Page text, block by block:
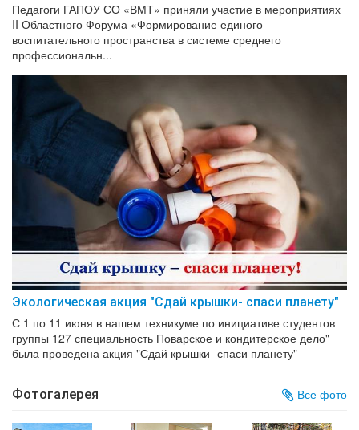
Педагоги ГАПОУ СО «ВМТ» приняли участие в мероприятиях
II Областного Форума «Формирование единого
воспитательного пространства в системе среднего
профессиональн...
Экологическая акция "Сдай крышки- спаси планету"
С 1 по 11 июня в нашем техникуме по инициативе студентов
группы 127 специальность Поварское и кондитерское дело"
была проведена акция "Сдай крышки- спаси планету"
Фотогалерея Все фото